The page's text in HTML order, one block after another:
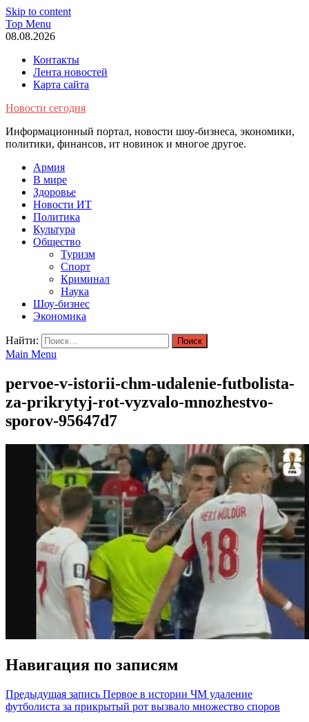
Skip to content
Top Menu
08.08.2026
Контакты
Лента новостей
Карта сайта
Новости сегодня
Информационный портал, новости шоу-бизнеса, экономики,
политики, финансов, ит новинок и многое другое.
Армия
В мире
Здоровье
Новости ИТ
Политика
Культура
Общество
Туризм
Спорт
Криминал
Наука
Шоу-бизнес
Экономика
Найти:
Main Menu
pervoe-v-istorii-chm-udalenie-futbolista-
za-prikrytyj-rot-vyzvalo-mnozhestvo-
sporov-95647d7
Навигация по записям
Предыдущая запись Первое в истории ЧМ удаление
футболиста за прикрытый рот вызвало множество споров